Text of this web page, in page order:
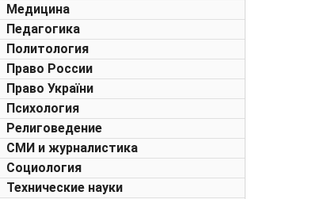
Медицина
Педагогика
Политология
Право России
Право України
Психология
Религоведение
СМИ и журналистика
Социология
Технические науки